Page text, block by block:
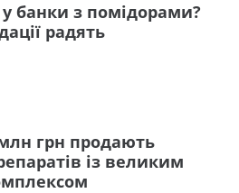
банки з помідорами?
радять
грн продають
із великим